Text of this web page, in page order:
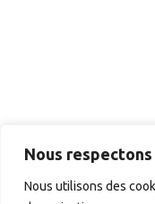
Nous
Nous utilisons des